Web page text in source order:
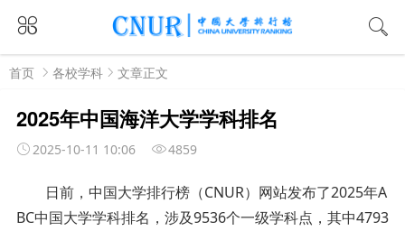
首页 各校学科 文章正文
2025年中国海洋大学学科排名
2025-10-11 10:06 4859
日前，中国大学排行榜（CNUR）网站发布了2025年A
BC中国大学学科排名，涉及9536个一级学科点，其中4793